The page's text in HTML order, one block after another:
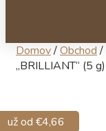
Domov/Obchod /
„BRILLIANT“ (5 g)
už od €10,41
už od €4,66